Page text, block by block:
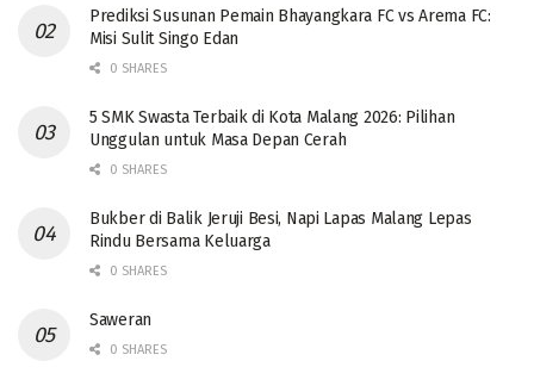
Prediksi Susunan Pemain Bhayangkara FC vs Arema FC:
Misi Sulit Singo Edan
0 SHARES
5 SMK Swasta Terbaik di Kota Malang 2026: Pilihan
Unggulan untuk Masa Depan Cerah
0 SHARES
Bukber di Balik Jeruji Besi, Napi Lapas Malang Lepas
Rindu Bersama Keluarga
0 SHARES
Saweran
0 SHARES